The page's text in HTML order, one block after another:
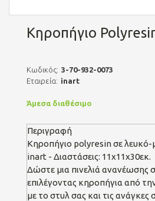
Κηροπήγιο
Κωδικός: 3-70-932-0073
Εταιρεία: inart
Άμεσα διαθέσιμο
Περιγραφή
Κηροπήγιο polyresin σε
inart - Διαστάσεις: 11x11x30εκ.
Δώστε μια πινελιά ανανέωσης
επιλέγοντας κηροπήγια από
με το στυλ σας και τις